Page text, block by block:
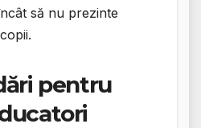
să nu prezinte
pentru